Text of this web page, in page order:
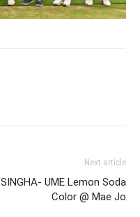
Next article
SINGHA- UME Lemon Soda
Color @ Mae Jo